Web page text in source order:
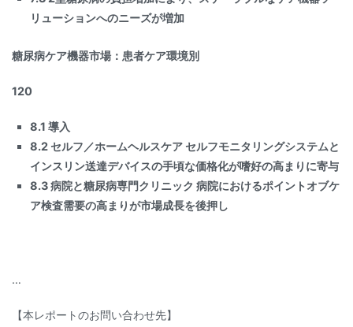
リューションへのニーズが増加
糖尿病ケア機器市場：患者ケア環境別
120
8.1 導入
8.2 セルフ／ホームヘルスケア セルフモニタリングシステムと
インスリン送達デバイスの手頃な価格化が嗜好の高まりに寄与
8.3 病院と糖尿病専門クリニック 病院におけるポイントオブケ
ア検査需要の高まりが市場成長を後押し
…
【本レポートのお問い合わせ先】